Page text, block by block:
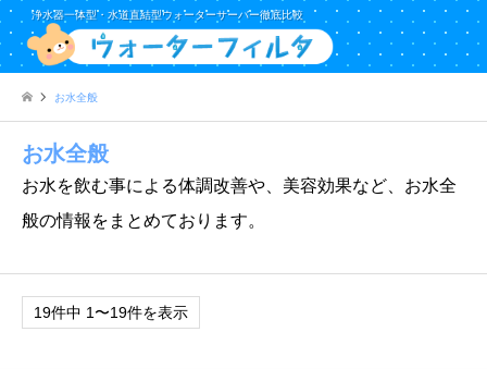
浄水器一体型・水道直結型ウォーターサーバー徹底比較
お水全般
お水全般
お水を飲む事による体調改善や、美容効果など、お水全
般の情報をまとめております。
19件中 1〜19件を表示